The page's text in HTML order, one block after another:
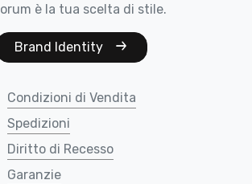
è la tua scelta di stile.
Brand Identity
Condizioni di Vendita
Spedizioni
Diritto di Recesso
Garanzie